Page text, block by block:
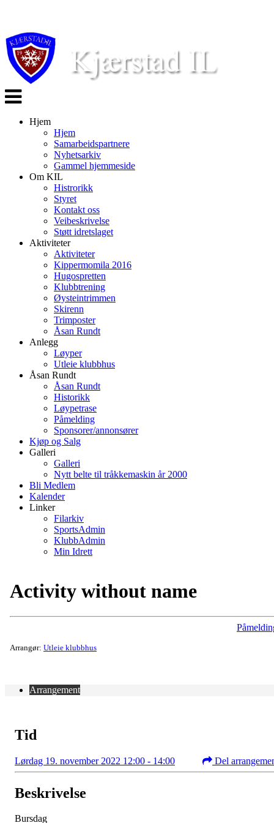
Veksle
navigasjon
Hjem
Hjem
Samarbeidspartnere
Nyhetsarkiv
Gammel hjemmeside
Om KIL
Histrorikk
Styret
Kontakt oss
Veibeskrivelse
Støtt idretslaget
Aktiviteter
Aktiviteter
Kippermomila 2016
Hugospretten
Klubbtrening
Øysteintrimmen
Skirenn
Trimposter
Åsan Rundt
Anlegg
Løyper
Utleie klubbhus
Åsan Rundt
Åsan Rundt
Historikk
Løypetrase
Påmelding
Sponsorer/annonsører
Kjøp og Salg
Galleri
Galleri
Nytt belte til tråkkemaskin år 2000
Bli Medlem
Kalender
Linker
Filarkiv
SportsAdmin
KlubbAdmin
Min Idrett
Activity without name
Arrangør: Utleie klubbhus
Arrangement
Tid
Lørdag 19. november 2022 12:00 - 14:00 Del
Beskrivelse
Bursdag